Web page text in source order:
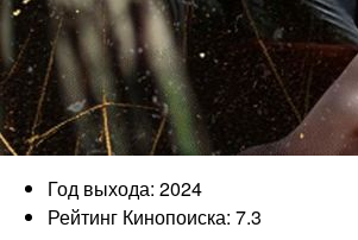
Год выхода: 2024
Рейтинг Кинопоиска: 7.3